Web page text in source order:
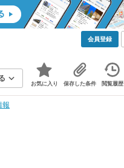
会員登録
お気に入り 保存した条件 閲覧履歴
報